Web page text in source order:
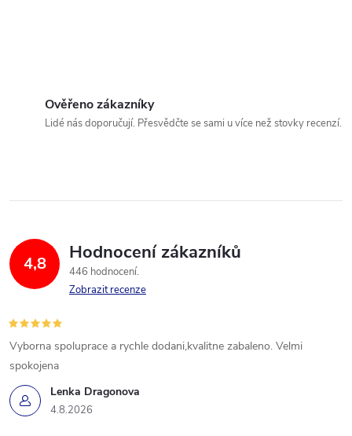
Ověřeno zákazníky
Lidé nás doporučují. Přesvědčte se sami u více než stovky recenzí.
4,8 Hodnocení zákazníků
446 hodnocení
Zobrazit recenze
Lenka Dragonova
4.8.2026
Vyborna spoluprace a rychle dodani,kvalitne zabaleno. Velmi
spokojena